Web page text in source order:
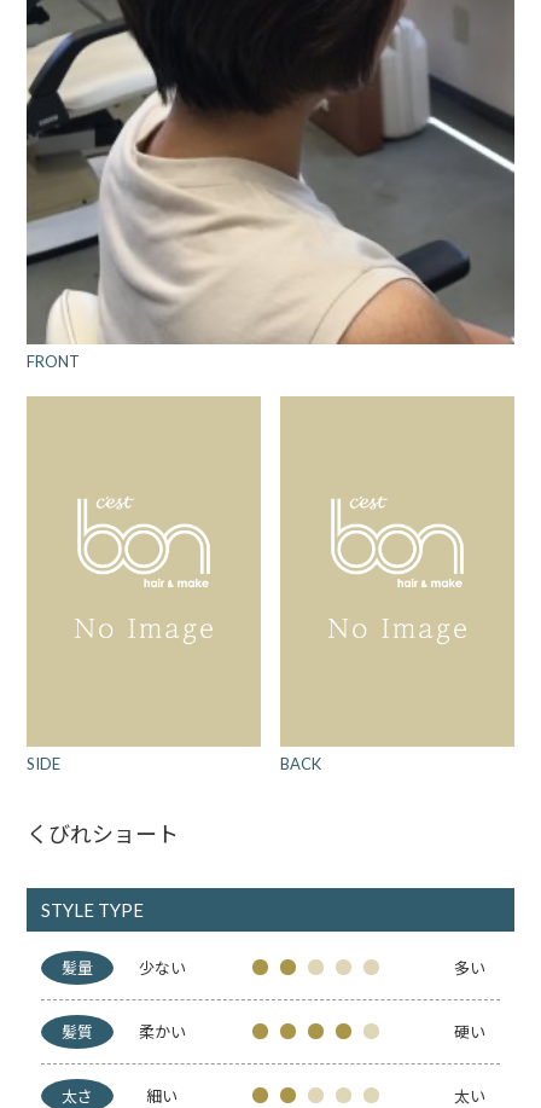
FRONT
SIDE BACK
くびれショート
STYLE TYPE
髪量 少ない 多い
髪質 柔かい 硬い
太さ 細い 太い